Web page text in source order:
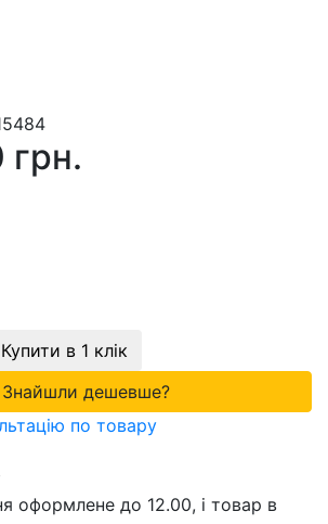
грн.
Купити в 1 клік
Знайшли дешевше?
по товару
оформлене до 12.00, і товар в